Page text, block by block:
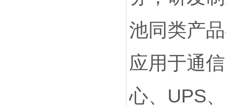
池同类产
应用于通
心、UPS